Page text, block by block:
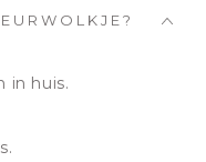
in huis.